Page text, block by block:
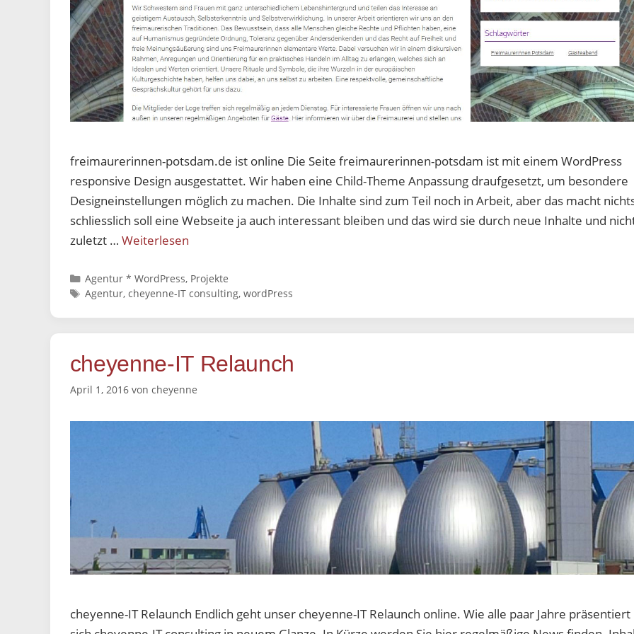
freimaurerinnen-potsdam.de ist online Die Seite freimaurerinnen-potsdam ist mit einem WordPress
responsive Design ausgestattet. Wir haben eine Child-Theme Anpassung draufgesetzt, um besondere
Designeinstellungen möglich zu machen. Die Inhalte sind zum Teil noch in Arbeit, aber das macht
schliesslich soll eine Webseite ja auch interessant bleiben und das wird sie durch neue Inhalte und
zuletzt … Weiterlesen
Kategorien
Agentur * WordPress, Projekte
Schlagwörter
Agentur,cheyenne-IT consulting,wordPress
cheyenne-IT Relaunch
April 1, 2016 von cheyenne
cheyenne-IT Relaunch Endlich geht unser cheyenne-IT Relaunch online. Wie alle paar Jahre präsentiert